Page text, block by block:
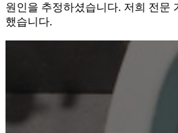
원인을 추정하셨습니다. 저희 전문
했습니다.